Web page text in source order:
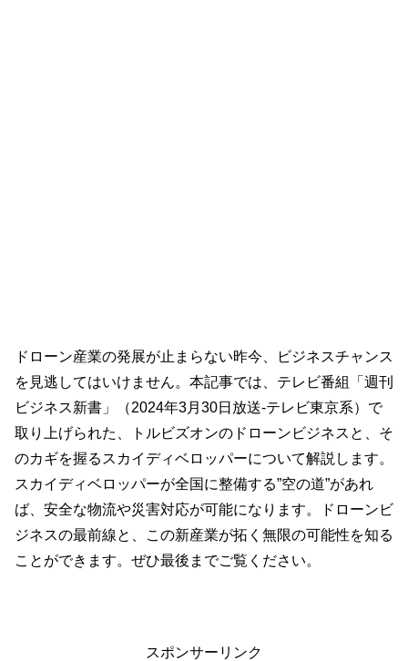
ドローン産業の発展が止まらない昨今、ビジネスチャンス
を見逃してはいけません。本記事では、テレビ番組「週刊
ビジネス新書」（2024年3月30日放送-テレビ東京系）で
取り上げられた、トルビズオンのドローンビジネスと、そ
のカギを握るスカイディベロッパーについて解説します。
スカイディベロッパーが全国に整備する”空の道”があれ
ば、安全な物流や災害対応が可能になります。ドローンビ
ジネスの最前線と、この新産業が拓く無限の可能性を知る
ことができます。ぜひ最後までご覧ください。
スポンサーリンク